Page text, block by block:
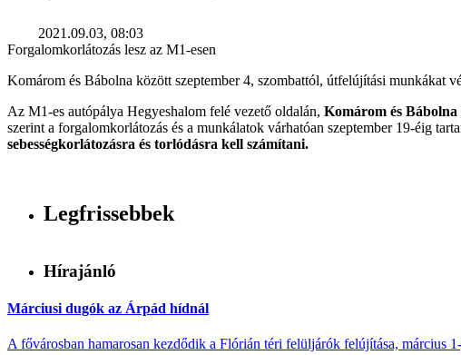
2021.09.03, 08:03
Forgalomkorlátozás lesz az M1-esen
Komárom és Bábolna között szeptember 4, szombattól, útfelújítási munkákat
Az M1-es autópálya Hegyeshalom felé vezető oldalán, Komárom és
szerint a forgalomkorlátozás és a munkálatok várhatóan szeptember 19-éig
sebességkorlátozásra és torlódásra kell számítani.
Legfrissebbek
Hírajánló
Márciusi dugók az Árpád hídnál
A fővárosban hamarosan kezdődik a Flórián téri felüljárók felújítása, március